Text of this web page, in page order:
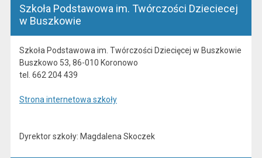
Szkoła Podstawowa im. Twórczości Dzieciecej
w Buszkowie
Szkoła Podstawowa im. Twórczości Dziecięcej w Buszkowie
Buszkowo 53, 86-010 Koronowo
tel. 662 204 439
Strona internetowa szkoły
Dyrektor szkoły: Magdalena Skoczek